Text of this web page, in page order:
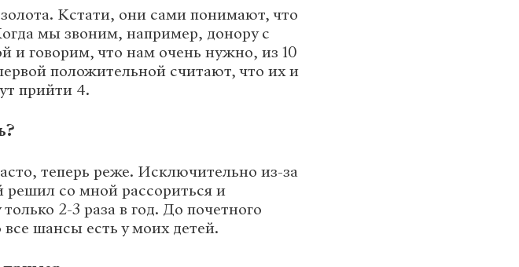
Кстати, они сами понимают, что
мы звоним, например, донору с
и говорим, что нам очень нужно, из 10
положительной считают, что их и
прийти 4.
теперь реже. Исключительно из-за
решил со мной рассориться и
2-3 раза в год. До почетного
шансы есть у моих детей.